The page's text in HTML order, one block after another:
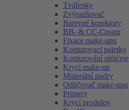
Tvářenky
Zvýrazňovač
Barevné korektory
BB- & CC-Cream
Fixace make-upu
Konturovací paletky
Konturování obličeje
Krycí make-up
Minerální pudry
Odličovač make-upu
Primery
Krycí produkty